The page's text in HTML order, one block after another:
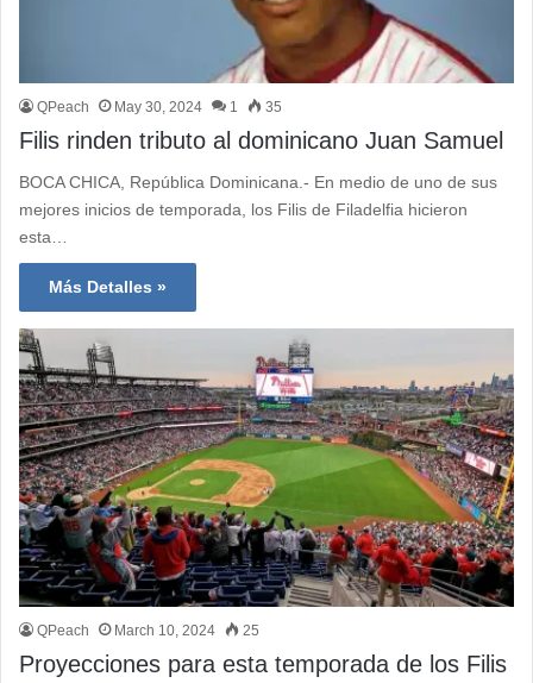
QPeach May 30, 2024 1 35
Filis rinden tributo al dominicano Juan Samuel
BOCA CHICA, República Dominicana.- En medio de uno de sus
mejores inicios de temporada, los Filis de Filadelfia hicieron
esta…
Más Detalles »
QPeach March 10, 2024 25
Proyecciones para esta temporada de los Filis